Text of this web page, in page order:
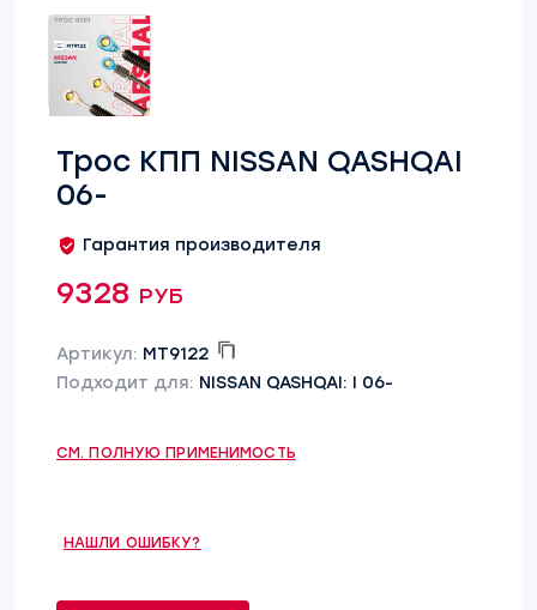
Трос КПП NISSAN QASHQAI
06-
Гарантия производителя
9328 руб
Артикул: MT9122
Подходит для: NISSAN QASHQAI: I 06-
СМ. ПОЛНУЮ ПРИМЕНИМОСТЬ
НАШЛИ ОШИБКУ?